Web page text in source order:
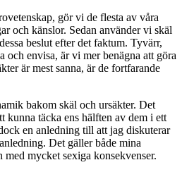
gör vi de flesta av våra
och känslor. Sedan använder vi skäl
beslut efter det faktum. Tyvärr,
och envisa, är vi mer benägna att göra
är mest sanna, är de fortfarande
bakom skäl och ursäkter. Det
kunna täcka ens hälften av dem i ett
en anledning till att jag diskuterar
Det gäller både mina
med mycket sexiga konsekvenser.